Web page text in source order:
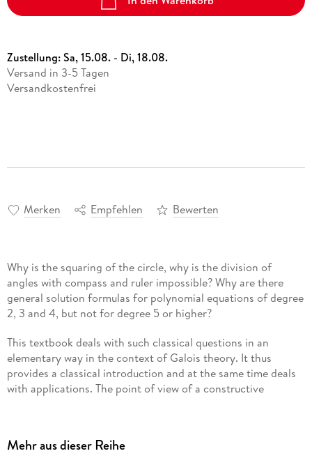
Zustellung:Sa, 15.08. - Di, 18.08.
Versand in 3-5 Tagen
Versandkostenfrei
Merken Empfehlen Bewerten
Why is the squaring of the circle, why is the division of
angles with compass and ruler impossible? Why are there
general solution formulas for polynomial equations of degree
2, 3 and 4, but not for degree 5 or higher?
This textbook deals with such classical questions in an
elementary way in the context of Galois theory. It thus
provides a classical introduction and at the same time deals
with applications. The point of view of a constructive
are therefore formulated somewhat more cautiously than is
Mehr aus dieser Reihe